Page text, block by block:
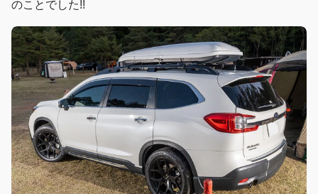
のことでした!!